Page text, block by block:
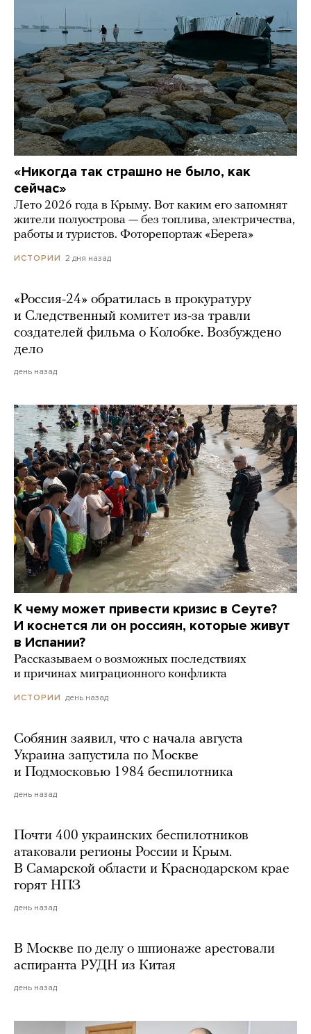
«Никогда так страшно не было, как
сейчас»
Лето 2026 года в Крыму. Вот каким его запомнят
жители полуострова — без топлива, электричества,
работы и туристов. Фоторепортаж «Берега»
ИСТОРИИ 2 дня назад
«Россия-24» обратилась в прокуратуру
и Следственный комитет из-за травли
создателей фильма о Колобке. Возбуждено
дело
день назад
К чему может привести кризис в Сеуте?
И коснется ли он россиян, которые живут
в Испании?
Рассказываем о возможных последствиях
и причинах миграционного конфликта
ИСТОРИИ день назад
Собянин заявил, что с начала августа
Украина запустила по Москве
и Подмосковью 1984 беспилотника
день назад
Почти 400 украинских беспилотников
атаковали регионы России и Крым.
В Самарской области и Краснодарском крае
горят НПЗ
день назад
В Москве по делу о шпионаже арестовали
аспиранта РУДН из Китая
день назад